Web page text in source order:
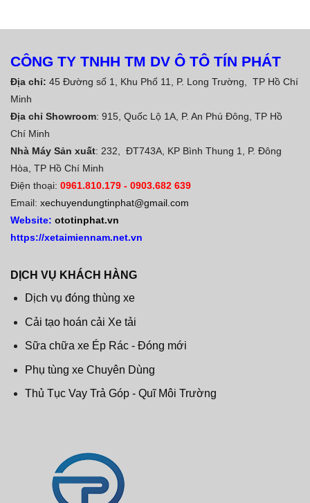
CÔNG TY TNHH TM DV Ô TÔ TÍN PHÁT
Địa chỉ: 45 Đường số 1, Khu Phố 11, P. Long Trường, TP Hồ Chí
Minh
Địa chỉ Showroom: 915, Quốc Lộ 1A, P. An Phú Đông, TP Hồ
Chí Minh
Nhà Máy Sản xuất: 232, ĐT743A, KP Bình Thung 1, P. Đông
Hòa, TP Hồ Chí Minh
Điện thoại: 0961.810.179 - 0903.682 639
Email: xechuyendungtinphat@gmail.com
Website: ototinphat.vn
https://xetaimiennam.net.vn
DỊCH VỤ KHÁCH HÀNG
Dịch vụ đóng thùng xe
Cải tạo hoán cải Xe tải
Sữa chữa xe Ép Rác - Đóng mới
Phụ tùng xe Chuyên Dùng
Thủ Tục Vay Trả Góp - Quĩ Môi Trường